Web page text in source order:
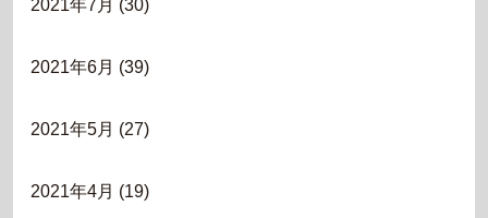
2021年7月 (30)
2021年6月 (39)
2021年5月 (27)
2021年4月 (19)